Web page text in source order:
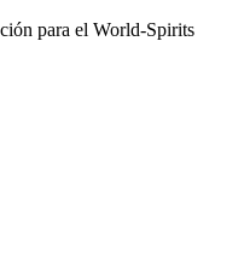
para el World-Spirits